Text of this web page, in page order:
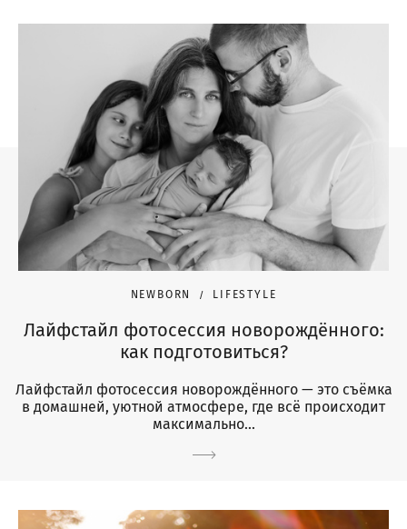
NEWBORN LIFESTYLE
Лайфстайл фотосессия новорождённого:
как подготовиться?
Лайфстайл фотосессия новорождённого — это съёмка
в домашней, уютной атмосфере, где всё происходит
максимально...